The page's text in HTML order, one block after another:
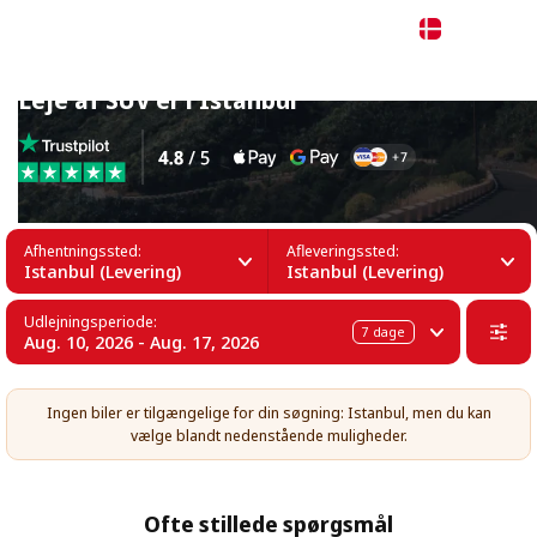
Leje af SUV'er i Istanbul
Afhentningssted:
Istanbul (Levering)
Afleveringssted:
Istanbul (Levering)
Udlejningsperiode:
Aug. 10, 2026 - Aug. 17, 2026 7 dage
Ingen biler er tilgængelige for din søgning: Istanbul, men du kan
vælge blandt nedenstående muligheder.
Ofte stillede spørgsmål